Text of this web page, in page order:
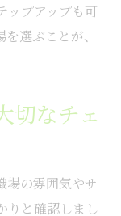
ップアップも可
選ぶことが、
切なチェ
場の雰囲気やサ
りと確認しまし